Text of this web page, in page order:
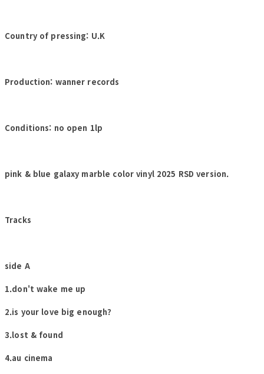
Country of pressing: U.K
Production: wanner records
Conditions: no open 1lp
pink & blue galaxy marble color vinyl 2025 RSD version.
Tracks
side A
1.don't wake me up
2.is your love big enough?
3.lost & found
4.au cinema